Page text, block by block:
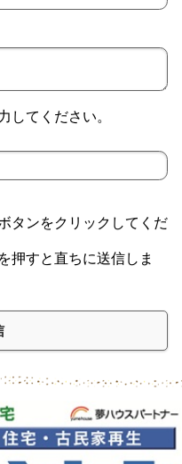
してください。
タンをクリックしてくだ
押すと直ちに送信しま